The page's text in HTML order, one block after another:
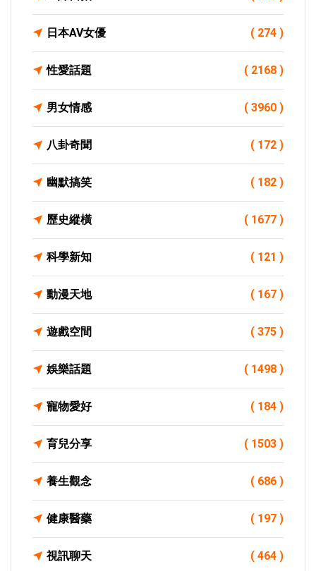
日本AV女優 ( 274 )
性愛話題 ( 2168 )
男女情感 ( 3960 )
八卦奇聞 ( 172 )
幽默搞笑 ( 182 )
歷史縱橫 ( 1677 )
科學新知 ( 121 )
動漫天地 ( 167 )
遊戲空間 ( 375 )
娛樂話題 ( 1498 )
寵物愛好 ( 184 )
育兒分享 ( 1503 )
養生觀念 ( 686 )
健康醫藥 ( 197 )
視訊聊天 ( 464 )